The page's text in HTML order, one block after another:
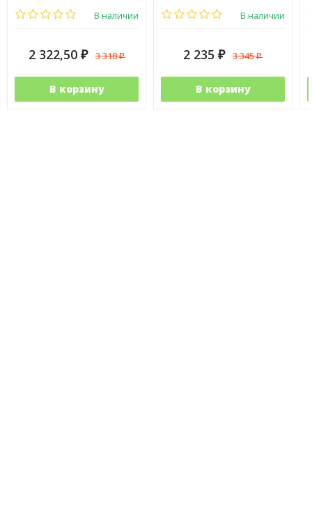
В наличии
2 322,50 ₽ 3 318₽
В корзину
В наличии
2 235 ₽ 3 345₽
В корзину